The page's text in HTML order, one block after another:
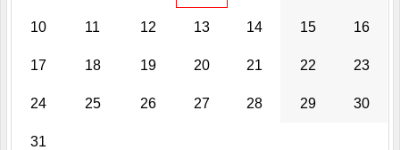
10 11 12 13 14 15 16
17 18 19 20 21 22 23
24 25 26 27 28 29 30
31